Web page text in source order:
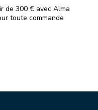
de 300 € avec Alma
toute commande